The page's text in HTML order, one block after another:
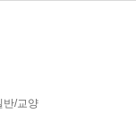
반/교양